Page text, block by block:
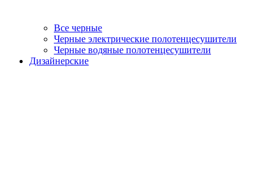
Все черные
Черные электрические полотенцесушители
Черные водяные полотенцесушители
Дизайнерские